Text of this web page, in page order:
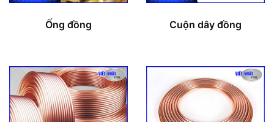
Ống đồng Cuộn dây đồng